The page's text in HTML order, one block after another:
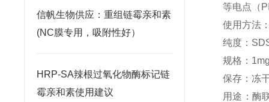
信帆生物供应：重组链霉亲和素
(NC膜专用，吸附性好）
HRP-SA辣根过氧化物酶标记链
霉亲和素使用建议
等电点（
使用方法
纯度：
规格：
保存：冻
用途：酶